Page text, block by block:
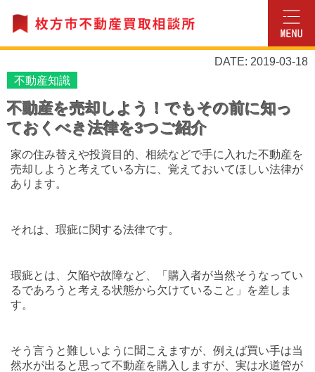
DATE: 2019-03-18
不動産知識
不動産を売却しよう！でもその前に知っ
ておくべき法律を3つご紹介
家の住み替えや投資目的、相続などで手に入れた不動産を
売却しようと考えている方に、覚えておいてほしい法律が
あります。
それは、瑕疵に関する法律です。
瑕疵とは、欠陥や故障など、「購入者が当然そうなってい
るであろうと考える状態から欠けていること」を差しま
す。
そう言うと難しいように聞こえますが、例えば買い手は当
然水が出ると思って不動産を購入しますが、実は水道管が